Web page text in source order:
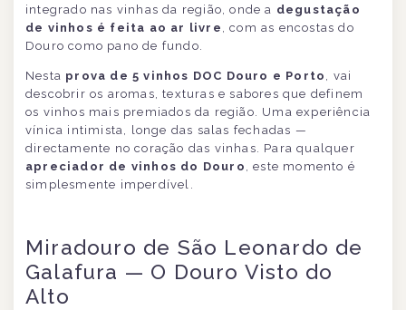
integrado nas vinhas da região, onde a degustação
de vinhos é feita ao ar livre , com as encostas do
Douro como pano de fundo.
Nesta prova de 5 vinhos DOC Douro e Porto , vai
descobrir os aromas, texturas e sabores que definem
os vinhos mais premiados da região. Uma experiência
vínica intimista, longe das salas fechadas —
directamente no coração das vinhas. Para qualquer
apreciador de vinhos do Douro , este momento é
simplesmente imperdível.
Miradouro de São Leonardo de
Galafura — O Douro Visto do
Alto